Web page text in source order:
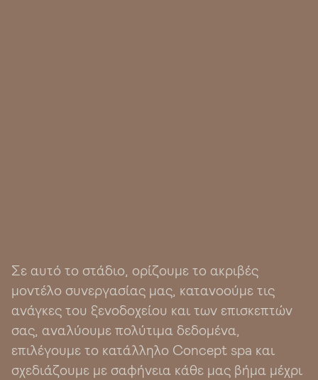
Σε αυτό το στάδιο, ορίζουμε το ακριβές
μοντέλο συνεργασίας μας, κατανοούμε τις
ανάγκες του ξενοδοχείου και των επισκεπτών
σας, αναλύουμε πολύτιμα δεδομένα,
επιλέγουμε το κατάλληλο Concept spa και
σχεδιάζουμε με σαφήνεια κάθε μας βήμα μέχρι